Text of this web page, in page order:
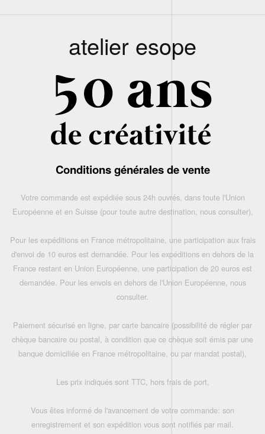
atelier esope
Conditions générales de vente
Votre commande est expédiée sous 24h ouvrés, dans toute l'Union
Européenne et en Suisse (pour toute autre destination, nous consulter),
Pour les expéditions en France métropolitaine, une participation aux frais
d'envoi de 10 euros est demandée. Pour les expéditions en dehors de la
France restant en Union Européenne, une participation de 20 euros est
demandée. Pour les envois en dehors de l'Union Européenne, nous
consulter.
Paiement sécurisé en ligne, par carte bancaire (possibilité de régler par
chèque bancaire ou postal, à condition que ce chèque soit émis par une
banque domiciliée en France métropolitaine, ou par mandat postal),
Les prix indiqués sont TTC, hors frais de port,
Vous êtes informé de l'avancement de votre commande: son
enregistrement et son expédition vous sont notifiés par mail.